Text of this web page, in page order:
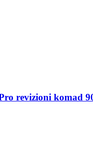
revizioni komad